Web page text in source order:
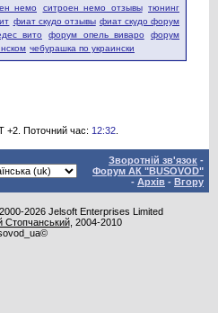
немо ситроен немо отзывы тюнинг
фиат скудо отзывы фиат скудо форум
вито форум опель виваро
форум
чебурашка по украински
+2. Поточний час: 12:32.
Зворотній зв'язок -
Форум АК "BUSOVOD"
- Архів - Вгору
2026 Jelsoft Enterprises Limited
Стопчанський, 2004-2010